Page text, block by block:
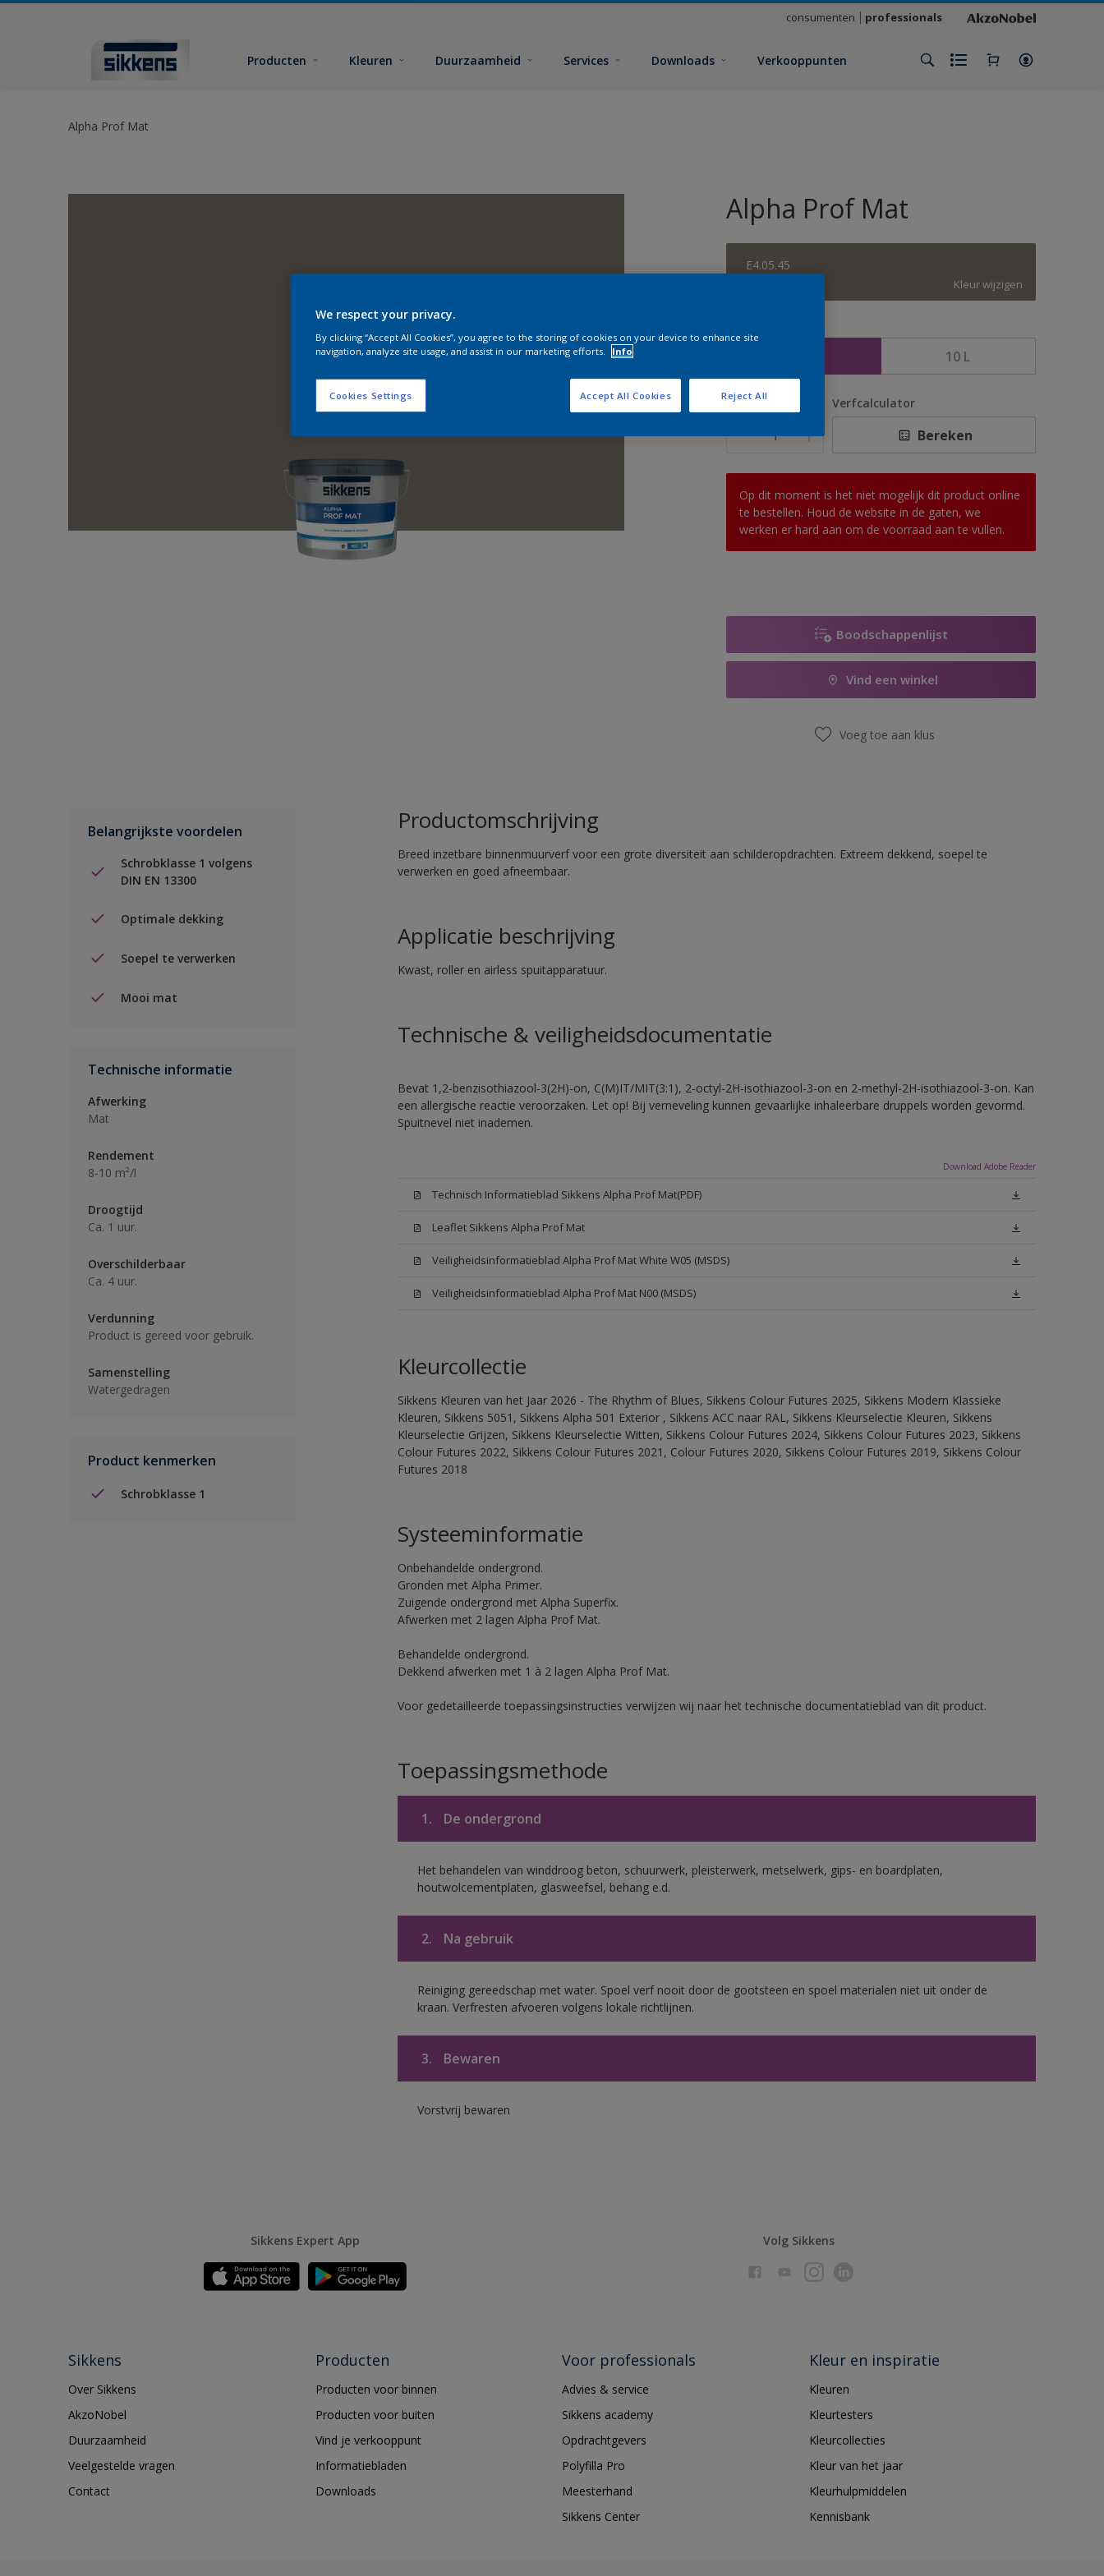
consumenten professionals
Producten Kleuren Duurzaamheid Services Downloads Verkooppunten
Alpha Prof Mat
Alpha Prof Mat
E4.05.45
Kleur wijzigen
10 L
Aantal Verfcalculator
Bereken
Op dit moment is het niet mogelijk dit product online
te bestellen. Houd de website in de gaten, we
werken er hard aan om de voorraad aan te vullen.
Boodschappenlijst
Vind een winkel
Voeg toe aan klus
Belangrijkste voordelen
Schrobklasse 1 volgens
DIN EN 13300
Optimale dekking
Soepel te verwerken
Mooi mat
Technische informatie
Afwerking
Mat
Rendement
8-10 m²/l
Droogtijd
Ca. 1 uur.
Overschilderbaar
Ca. 4 uur.
Verdunning
Product is gereed voor gebruik.
Samenstelling
Watergedragen
Product kenmerken
Schrobklasse 1
Productomschrijving
Breed inzetbare binnenmuurverf voor een grote diversiteit aan schilderopdrachten. Extreem dekkend, soepel te
verwerken en goed afneembaar.
Applicatie beschrijving
Kwast, roller en airless spuitapparatuur.
Technische & veiligheidsdocumentatie
Bevat 1,2-benzisothiazool-3(2H)-on, C(M)IT/MIT(3:1), 2-octyl-2H-isothiazool-3-on en 2-methyl-2H-isothiazool-3-on. Kan
een allergische reactie veroorzaken. Let op! Bij verneveling kunnen gevaarlijke inhaleerbare druppels worden gevormd.
Spuitnevel niet inademen.
Download Adobe Reader
Technisch Informatieblad Sikkens Alpha Prof Mat(PDF)
Leaflet Sikkens Alpha Prof Mat
Veiligheidsinformatieblad Alpha Prof Mat White W05 (MSDS)
Veiligheidsinformatieblad Alpha Prof Mat N00 (MSDS)
Kleurcollectie
Sikkens Kleuren van het Jaar 2026 - The Rhythm of Blues, Sikkens Colour Futures 2025, Sikkens Modern Klassieke
Kleuren, Sikkens 5051, Sikkens Alpha 501 Exterior , Sikkens ACC naar RAL, Sikkens Kleurselectie Kleuren, Sikkens
Kleurselectie Grijzen, Sikkens Kleurselectie Witten, Sikkens Colour Futures 2024, Sikkens Colour Futures 2023, Sikkens
Colour Futures 2022, Sikkens Colour Futures 2021, Colour Futures 2020, Sikkens Colour Futures 2019, Sikkens Colour
Futures 2018
Systeeminformatie
Onbehandelde ondergrond.
Gronden met Alpha Primer.
Zuigende ondergrond met Alpha Superfix.
Afwerken met 2 lagen Alpha Prof Mat.
Behandelde ondergrond.
Dekkend afwerken met 1 à 2 lagen Alpha Prof Mat.
Voor gedetailleerde toepassingsinstructies verwijzen wij naar het technische documentatieblad van dit product.
Toepassingsmethode
1. De ondergrond
Het behandelen van winddroog beton, schuurwerk, pleisterwerk, metselwerk, gips- en boardplaten,
houtwolcementplaten, glasweefsel, behang e.d.
2. Na gebruik
Reiniging gereedschap met water. Spoel verf nooit door de gootsteen en spoel materialen niet uit onder de
kraan. Verfresten afvoeren volgens lokale richtlijnen.
3. Bewaren
Vorstvrij bewaren
Sikkens Expert App Volg Sikkens
Sikkens
Over Sikkens
AkzoNobel
Duurzaamheid
Veelgestelde vragen
Contact
Producten
Producten voor binnen
Producten voor buiten
Vind je verkooppunt
Informatiebladen
Downloads
Voor professionals
Advies & service
Sikkens academy
Opdrachtgevers
Polyfilla Pro
Meesterhand
Sikkens Center
Kleur en inspiratie
Kleuren
Kleurtesters
Kleurcollecties
Kleur van het jaar
Kleurhulpmiddelen
Kennisbank
We respect your privacy.
By clicking “Accept All Cookies”, you agree to the storing of cookies on your device to enhance site
navigation, analyze site usage, and assist in our marketing efforts.
Info
Cookies Settings Reject All
Accept All Cookies